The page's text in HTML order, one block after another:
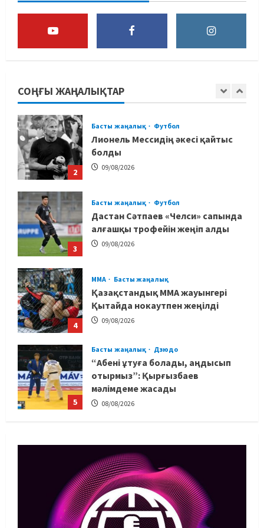
СОҢҒЫ ЖАҢАЛЫҚТАР
мәлімдеме жасады
1
Басты жаңалық Дзюдо
09/08/2026
2
Басты жаңалық Футбол
Лионель Мессидің әкесі қайтыс
болды
09/08/2026
3
Басты жаңалық Футбол
Дастан Сәтпаев «Челси» сапында
алғашқы трофейін жеңіп алды
09/08/2026
4
MMA Басты жаңалық
Қазақстандық MMA жауынгері
Қытайда нокаутпен жеңілді
09/08/2026
5
Басты жаңалық Дзюдо
“Абені ұтуға болады, аңдысып
отырмыз”: Қырғызбаев
мәлімдеме жасады
08/08/2026
1
Елдос пен Такеока: Алматы
татамиінде әлем чемпиондары
09/08/2026
Басты жаңалық Футбол
Лионель Мессидің әкесі қайтыс